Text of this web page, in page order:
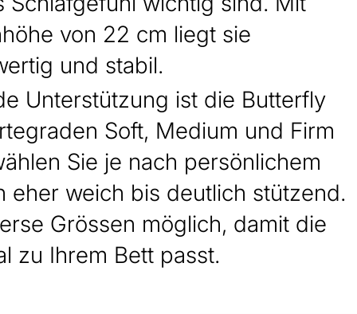
von 22 cm liegt sie
und stabil.
Unterstützung ist die Butterfly
Soft, Medium und Firm
Sie je nach persönlichem
eher weich bis deutlich stützend.
Grössen möglich, damit die
zu Ihrem Bett passt.